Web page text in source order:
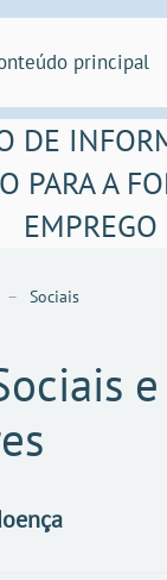
principal
DE
PARA A
EMPREGO
Sociais
e